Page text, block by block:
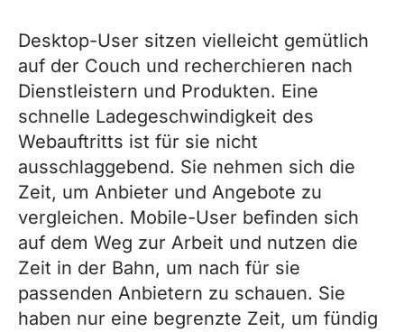
Desktop-User sitzen vielleicht gemütlich
auf der Couch und recherchieren nach
Dienstleistern und Produkten. Eine
schnelle Ladegeschwindigkeit des
Webauftritts ist für sie nicht
ausschlaggebend. Sie nehmen sich die
Zeit, um Anbieter und Angebote zu
vergleichen. Mobile-User befinden sich
auf dem Weg zur Arbeit und nutzen die
Zeit in der Bahn, um nach für sie
passenden Anbietern zu schauen. Sie
haben nur eine begrenzte Zeit, um fündig